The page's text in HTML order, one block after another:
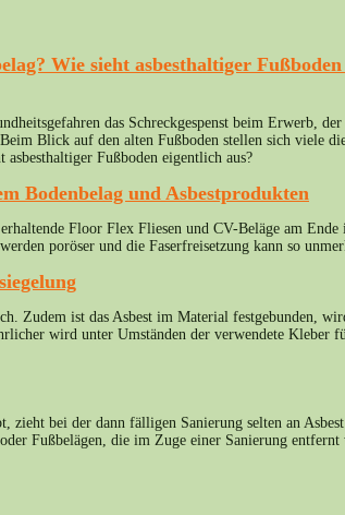
Wie sieht asbesthaltiger
das Schreckgespenst beim Erwerb,
Blick auf den alten Fußboden stellen sich viele
Fußboden eigentlich aus?
Bodenbelag und Asbestprodukten
Floor Flex Fliesen und CV-Beläge am Ende
poröser und die Faserfreisetzung kann so
Zudem ist das Asbest im Material festgebunden,
wird unter Umständen der verwendete Kleber
zieht bei der dann fälligen Sanierung selten an
Fußbelägen, die im Zuge einer Sanierung entfernt